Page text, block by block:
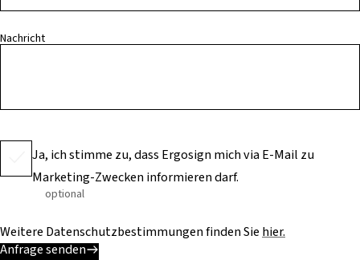
Nachricht
Ja, ich stimme zu, dass Ergosign mich via E-Mail zu
Marketing-Zwecken informieren darf.
optional
Weitere Datenschutzbestimmungen finden Sie hier.
Anfrage senden